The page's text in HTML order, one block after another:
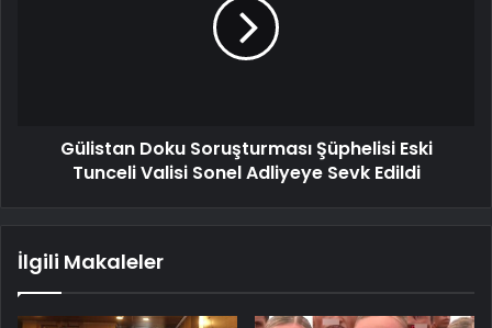
Gülistan Doku Soruşturması Şüphelisi Eski
Tunceli Valisi Sonel Adliyeye Sevk Edildi
İlgili Makaleler